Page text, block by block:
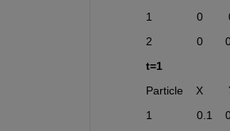
1              0
2              0
t=1
Particle    X
1              0.1